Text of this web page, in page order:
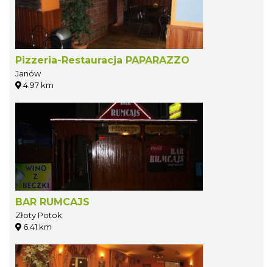
Pizzeria-Restauracja PAPARAZZO
Janów
4.97 km
BAR RUMCAJS
Złoty Potok
6.41 km